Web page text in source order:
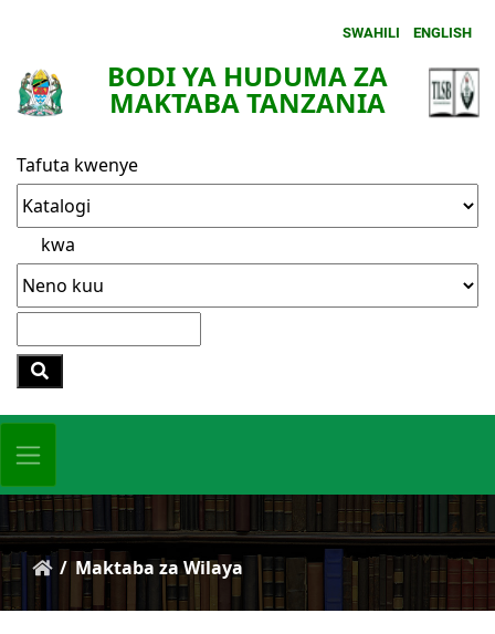
ENGLISH
SWAHILI
BODI YA HUDUMA ZA
MAKTABA TANZANIA
Tafuta kwenye
kwa
Maktaba za Wilaya